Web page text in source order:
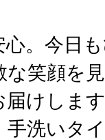
。今日
な笑顔を
届けしま
手洗いタ